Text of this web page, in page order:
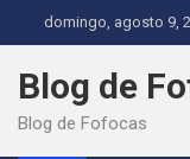
to
content
domingo, agosto 9,
Blog de
Blog de Fofocas